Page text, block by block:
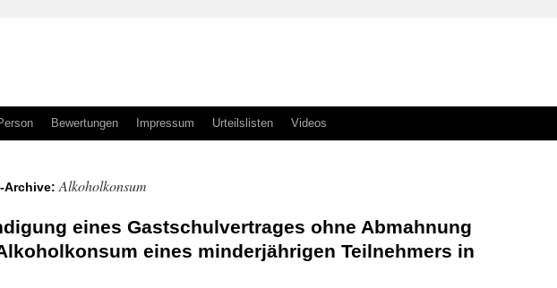
Bewertungen Impressum Urteilslisten Videos
Archive: Alkoholkonsum
eines Gastschulvertrages ohne Abmahnung
eines minderjährigen Teilnehmers in